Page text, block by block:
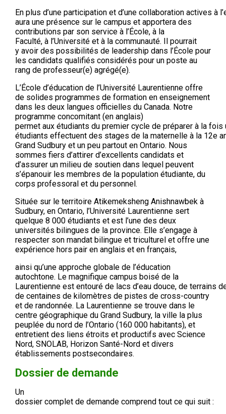
En plus d’une participation et d’une collaboration actives à
aura une présence sur le campus et apportera des
contributions par son service à l’École, à la
Faculté, à l’Université et à la communauté. Il pourrait
y avoir des possibilités de leadership dans l’École pour
les candidats qualifiés considérés pour un poste au
rang de professeur(e) agrégé(e).
L’École d’éducation de l’Université Laurentienne offre
de solides programmes de formation en enseignement
dans les deux langues officielles du Canada. Notre
programme concomitant (en anglais)
permet aux étudiants du premier cycle de préparer à la fois
étudiants effectuent des stages de la maternelle à la 12e
Grand Sudbury et un peu partout en Ontario. Nous
sommes fiers d’attirer d’excellents candidats et
d’assurer un milieu de soutien dans lequel peuvent
s’épanouir les membres de la population étudiante, du
corps professoral et du personnel.
Située sur le territoire Atikemeksheng Anishnawbek à
Sudbury, en Ontario, l’Université Laurentienne sert
quelque 8 000 étudiants et est l’une des deux
universités bilingues de la province. Elle s’engage à
respecter son mandat bilingue et triculturel et offre une
expérience hors pair en anglais et en français,
ainsi qu’une approche globale de l’éducation
autochtone. Le magnifique campus boisé de la
Laurentienne est entouré de lacs d’eau douce, de terrains
de centaines de kilomètres de pistes de cross-country
et de randonnée. La Laurentienne se trouve dans le
centre géographique du Grand Sudbury, la ville la plus
peuplée du nord de l’Ontario (160 000 habitants), et
entretient des liens étroits et productifs avec Science
Nord, SNOLAB, Horizon Santé-Nord et divers
établissements postsecondaires.
Dossier de demande
Un
dossier complet de demande comprend tout ce qui suit :